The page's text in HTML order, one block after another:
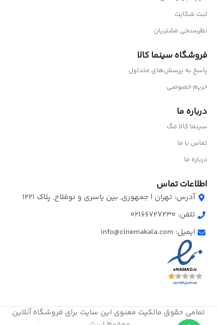
ثبت شکایت
نظرسنجی مشتریان
فروشگاه سینما کالا
پاسخ به پرسش‌های متداول
حریم خصوصی
درباره ما
سینما کالا مگ
تماس با ما
درباره ما
اطلاعات تماس
آدرس: تهران | جمهوری, بین یاسری و نوفلاح, پلاک ۱۲۲۱
تلفن: 02166727230
ایمیل: info@cinemakala.com
تمامی حقوق مالکیت معنوی این ‌سایت برای فروشگاه آنلاین